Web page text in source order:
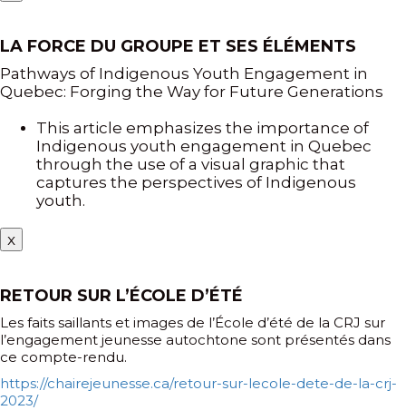
LA FORCE DU GROUPE ET SES ÉLÉMENTS
Pathways of Indigenous Youth Engagement in
Quebec: Forging the Way for Future Generations
This article emphasizes the importance of
Indigenous youth engagement in Quebec
through the use of a visual graphic that
captures the perspectives of Indigenous
youth.
x
RETOUR SUR L’ÉCOLE D’ÉTÉ
Les faits saillants et images de l’École d’été de la CRJ sur
l’engagement jeunesse autochtone sont présentés dans
ce compte-rendu.
https://chairejeunesse.ca/retour-sur-lecole-dete-de-la-crj-
2023/